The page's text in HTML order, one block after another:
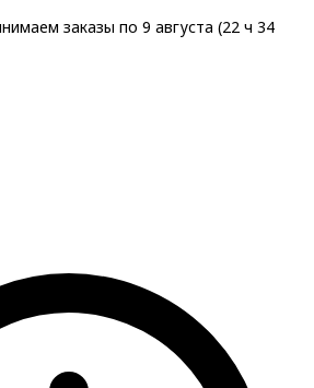
заказы по 9 августа (22 ч 34